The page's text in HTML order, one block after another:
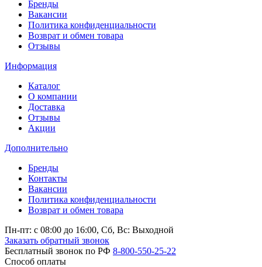
Бренды
Вакансии
Политика конфиденциальности
Возврат и обмен товара
Отзывы
Информация
Каталог
О компании
Доставка
Отзывы
Акции
Дополнительно
Бренды
Контакты
Вакансии
Политика конфиденциальности
Возврат и обмен товара
Пн-пт: c 08:00 до 16:00, Сб, Вс: Выходной
Заказать обратный звонок
Бесплатный звонок по РФ 8-800-550-25-22
Способ оплаты